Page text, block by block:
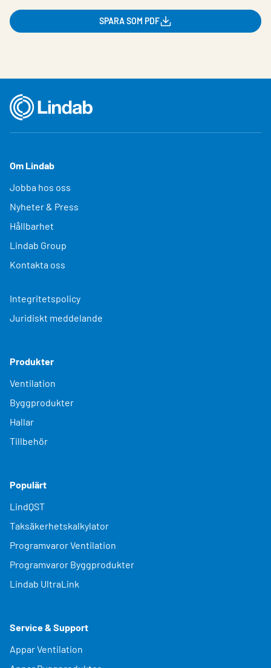
SPARA SOM PDF
Om Lindab
Jobba hos oss
Nyheter & Press
Hållbarhet
Lindab Group
Kontakta oss
Integritetspolicy
Juridiskt meddelande
Produkter
Ventilation
Byggprodukter
Hallar
Tillbehör
Populärt
LindQST
Taksäkerhetskalkylator
Programvaror Ventilation
Programvaror Byggprodukter
Lindab UltraLink
Service & Support
Appar Ventilation